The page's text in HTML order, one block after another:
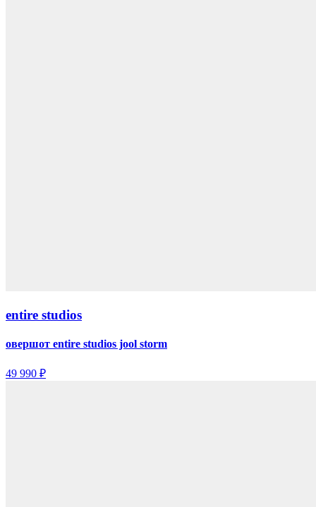
entire studios
овершот entire studios jool storm
49 990 ₽